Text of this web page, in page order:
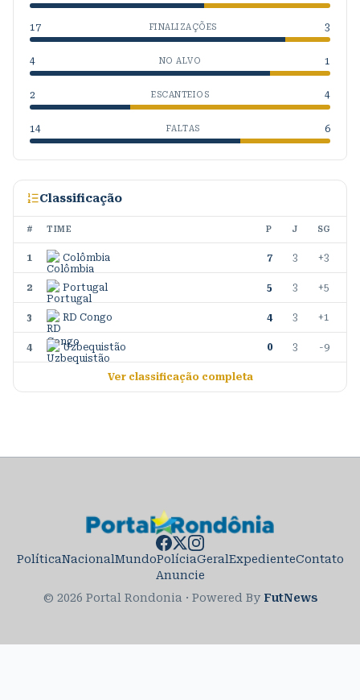
17 FINALIZAÇÕES 3
4 NO ALVO 1
2 ESCANTEIOS 4
14 FALTAS 6
Classificação
# TIME P J SG
1 Colômbia 7 3 +3
2 Portugal 5 3 +5
3 RD Congo 4 3 +1
4 Uzbequistão 0 3 -9
Ver classificação completa
PolíticaNacionalMundoPolíciaGeralExpedienteContato
Anuncie
© 2026 Portal Rondonia · Powered By FutNews